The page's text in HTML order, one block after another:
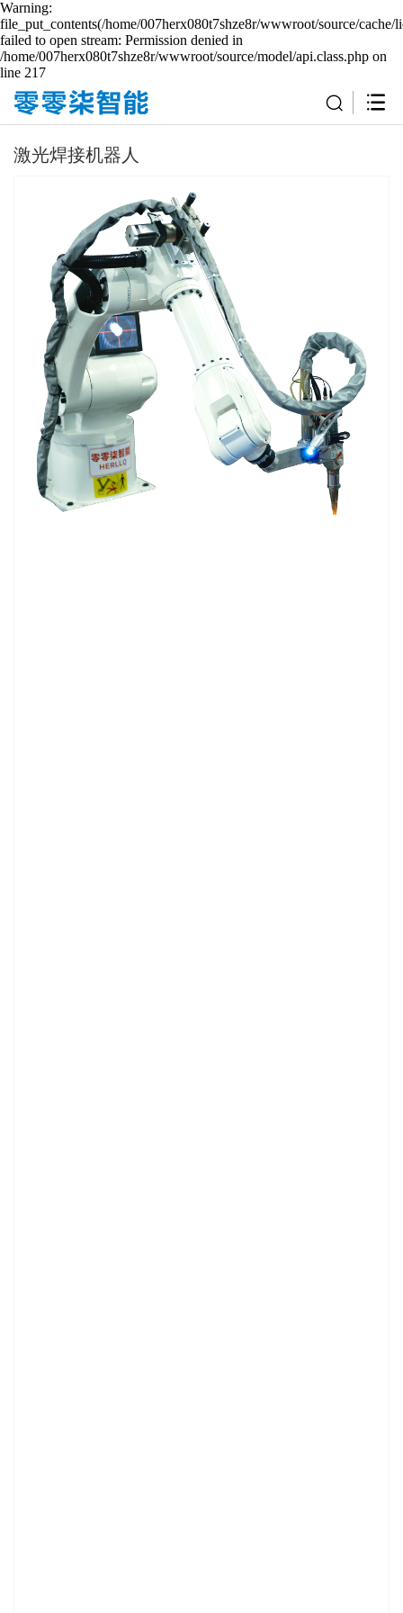
Warning:
file_put_contents(/home/007herx080t7shze8r/wwwroot/source/cache/
failed to open stream: Permission denied in
/home/007herx080t7shze8r/wwwroot/source/model/api.class.php on
line 217
激光焊接机器人